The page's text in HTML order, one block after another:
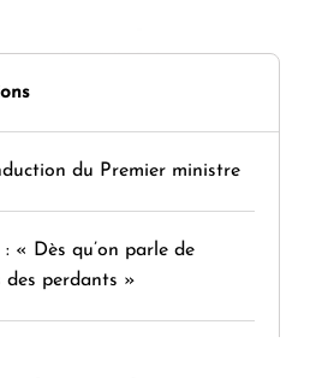
du Premier ministre
: « Dès qu’on parle de
des perdants »